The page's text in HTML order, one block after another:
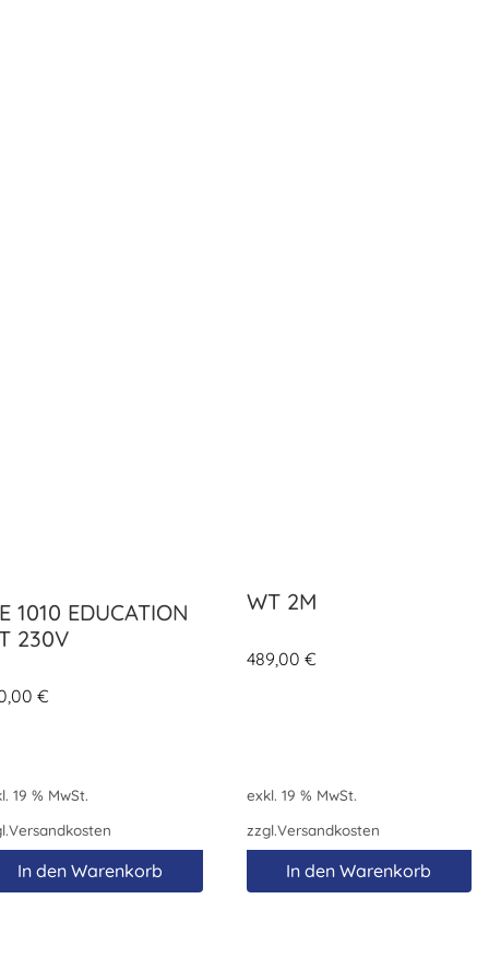
1010 EDUCATION
230V
€
19 % MwSt.
Versandkosten
In den Warenkorb
WT 2M
489,00 €
exkl. 19 % MwSt.
zzgl.Versandkosten
In den Warenkorb